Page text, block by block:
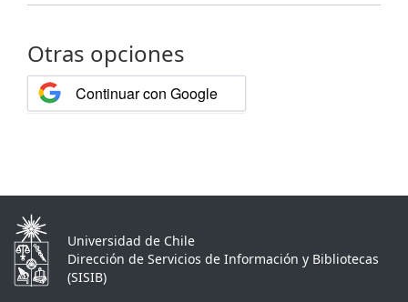
Otras opciones
Continuar con Google
Universidad de Chile
Dirección de Servicios de Información y Bibliotecas
(SISIB)